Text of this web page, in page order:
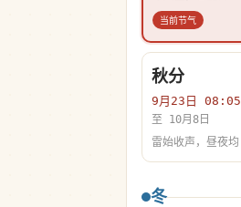
秋分
9月23日 08:05
至 10月8日
雷始收声，昼夜均
冬